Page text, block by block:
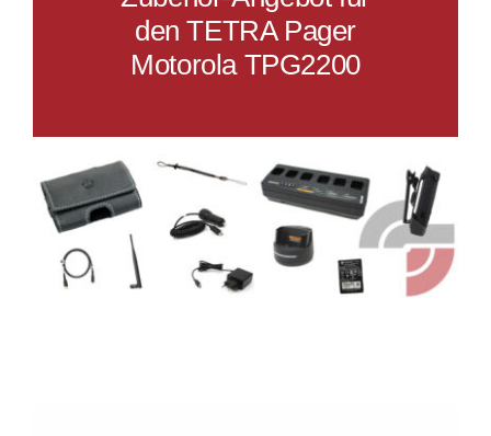
den TETRA Pager
Motorola TPG2200